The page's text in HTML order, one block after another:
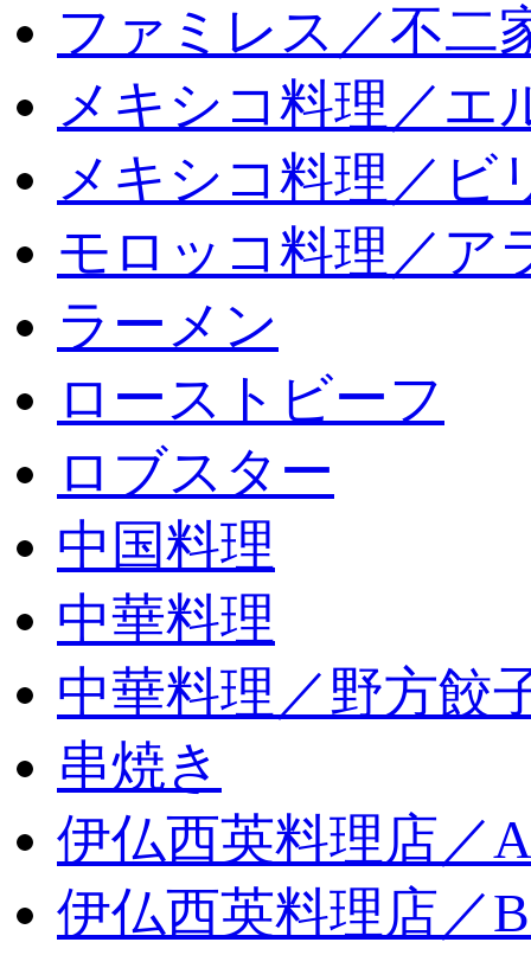
ファミレス／不二
メキシコ料理／エ
メキシコ料理／ビ
モロッコ料理／ア
ラーメン
ローストビーフ
ロブスター
中国料理
中華料理
中華料理／野方餃
串焼き
伊仏西英料理店／
伊仏西英料理店／